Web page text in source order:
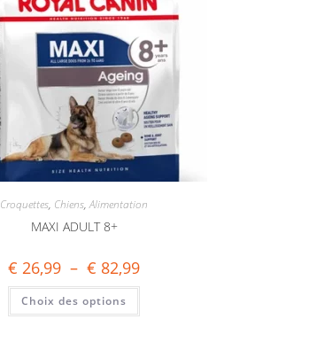
Croquettes, Chiens,Alimentation
MAXI ADULT 8+
€ 26,99 – € 82,99
Choix des options